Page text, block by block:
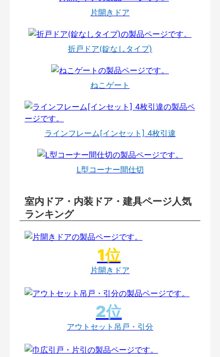
片開きドア
折戸ドア(錠なしタイプ)
ねこゲート
ラインフレーム[インセット] 4枚引違
L型コーナー間仕切
室内ドア・内装ドア・建具ページ人気
ランキング
片開きドア
アウトセット吊戸・引分